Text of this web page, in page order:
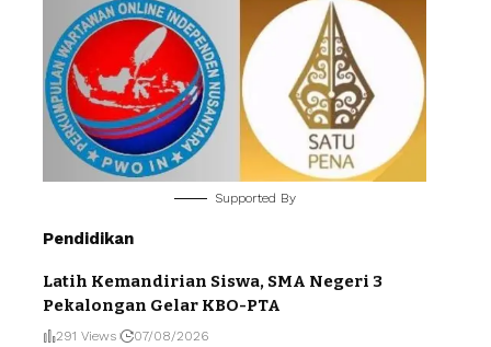
Supported By
Pendidikan
Latih Kemandirian Siswa, SMA Negeri 3
Pekalongan Gelar KBO-PTA
291 Views 07/08/2026